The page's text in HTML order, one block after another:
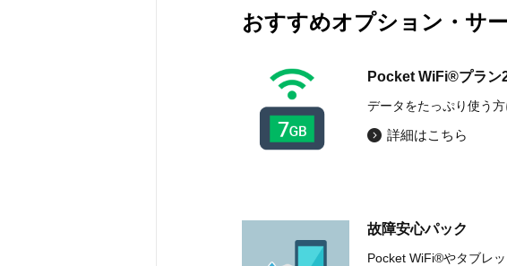
おすすめオプション・サ
Pocket WiFi®プラン
データをたっぷり使う方
詳細はこちら
故障安心パック
Pocket WiFi®やタブレ